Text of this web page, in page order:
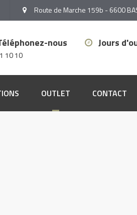
Route de Marche 159b - 6600
nous
10 10
Jours
OUTLET CONTACT